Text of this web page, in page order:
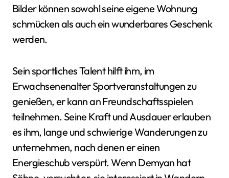
Bilder können sowohl seine eigene Wohnung
schmücken als auch ein wunderbares Geschenk
werden.
Sein sportliches Talent hilft ihm, im
Erwachsenenalter Sportveranstaltungen zu
genießen, er kann an Freundschaftsspielen
teilnehmen. Seine Kraft und Ausdauer erlauben
es ihm, lange und schwierige Wanderungen zu
unternehmen, nach denen er einen
Energieschub verspürt. Wenn Demyan hat